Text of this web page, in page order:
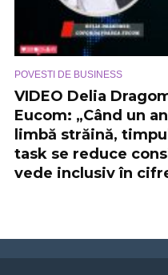
POVESTI DE BUSINESS
VIDEO Delia
Eucom: „Când un
limbă străină,
task se reduce
vede inclusiv în